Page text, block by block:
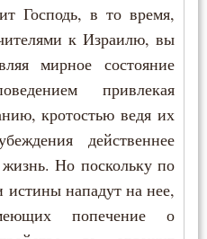
Господь, в то время,
к Израилю, вы
мирное состояние
привлекая
кротостью ведя их
действеннее
Но поскольку по
нападут на нее,
попечение о